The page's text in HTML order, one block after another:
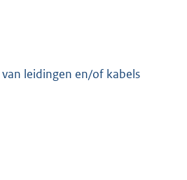
leidingen en/of kabels